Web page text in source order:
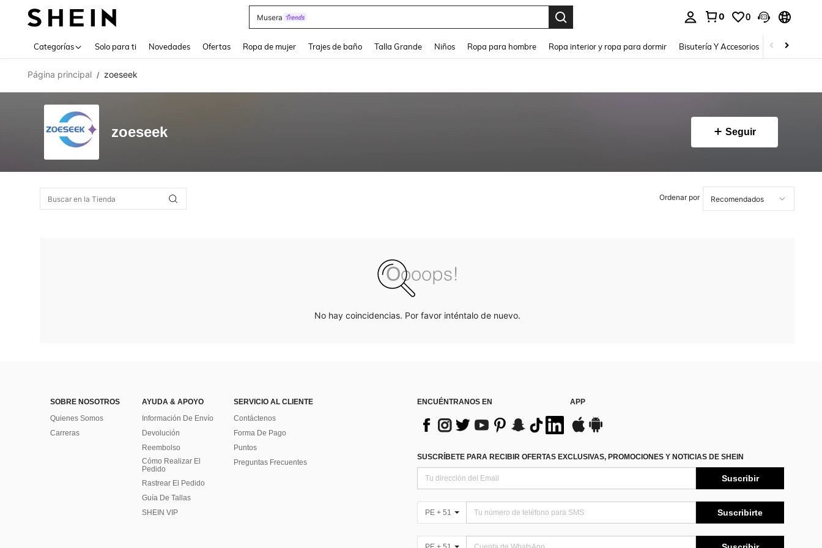
Musera
0 0
Categorías Solo para ti Novedades Ofertas Ropa de mujer Trajes de baño Talla Grande Niños Ropa para hombre Ropa interior y ropa para dormir Bisutería Y Accesorios Zapatos
Página principal / zoeseek
zoeseek Seguir
Ordenar por
No hay coincidencias. Por favor inténtalo de nuevo.
SOBRE NOSOTROS
Quienes Somos
Carreras
AYUDA & APOYO
Información De Envío
Devolución
Reembolso
Cómo Realizar El
Pedido
Rastrear El Pedido
Guía De Tallas
SHEIN VIP
SERVICIO AL CLIENTE
Contáctenos
Forma De Pago
Puntos
Preguntas Frecuentes
ENCUÉNTRANOS EN APP
SUSCRÍBETE PARA RECIBIR OFERTAS EXCLUSIVAS, PROMOCIONES Y NOTICIAS DE SHEIN
Suscribir
PE + 51 Suscribirte